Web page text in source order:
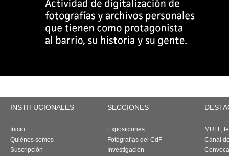
INSTITUCIONALES SECCIONES
Inicio
Quiénes somos
Suscripción
Exposiciones
Fotografías del CdF
Investigación
MUFF,
Canal